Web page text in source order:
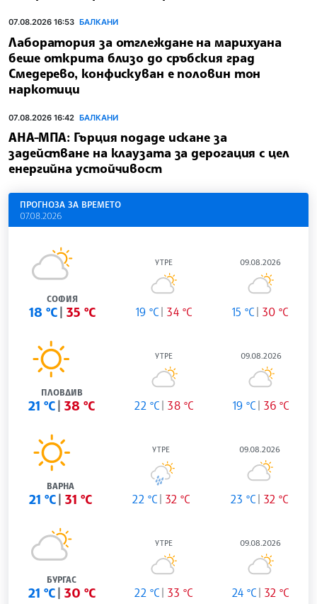
07.08.2026 16:53 БАЛКАНИ
Лаборатория за отглеждане на марихуана
беше открита близо до сръбския град
Смедерево, конфискуван е половин тон
наркотици
07.08.2026 16:42 БАЛКАНИ
АНА-МПА: Гърция подаде искане за
задействане на клаузата за дерогация с цел
енергийна устойчивост
ПРОГНОЗА ЗА ВРЕМЕТО
07.08.2026
СОФИЯ
18 °C 35 °C
УТРЕ
19 °C 34 °C
09.08.2026
15 °C 30 °C
ПЛОВДИВ
21 °C 38 °C
УТРЕ
22 °C 38 °C
09.08.2026
19 °C 36 °C
ВАРНА
21 °C 31 °C
УТРЕ
22 °C 32 °C
09.08.2026
23 °C 32 °C
БУРГАС
21 °C 30 °C
УТРЕ
22 °C 33 °C
09.08.2026
24 °C 32 °C